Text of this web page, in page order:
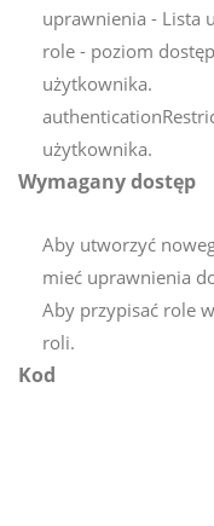
uprawnienia - Lista
role - poziom
użytkownika.
użytkownika.
Wymagany dostęp
Aby utworzyć
mieć uprawnienia
Aby przypisać role
roli.
Kod